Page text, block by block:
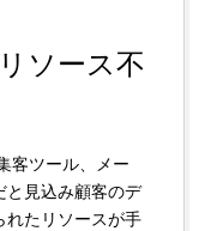
ソース不
客ツール、メー
と見込み顧客のデ
れたリソースが手